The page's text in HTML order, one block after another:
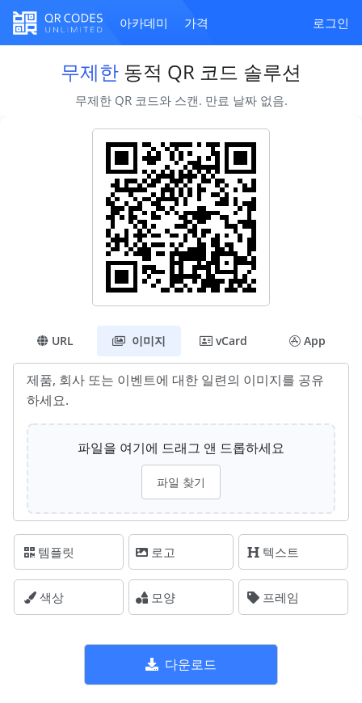
아카데미 가격 로그인
무제한 동적 QR 코드 솔루션
무제한 QR 코드와 스캔. 만료 날짜 없음.
URL 이미지 vCard App
제품, 회사 또는 이벤트에 대한 일련의 이미지를 공유
하세요.
파일을 여기에 드래그 앤 드롭하세요
파일 찾기
템플릿 로고 텍스트
색상 모양 프레임
다운로드